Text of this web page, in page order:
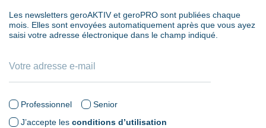
Les newsletters geroAKTIV et geroPRO sont publiées chaque
mois. Elles sont envoyées automatiquement après que vous ayez
saisi votre adresse électronique dans le champ indiqué.
Professionnel
Senior
J’accepte les conditions d’utilisation